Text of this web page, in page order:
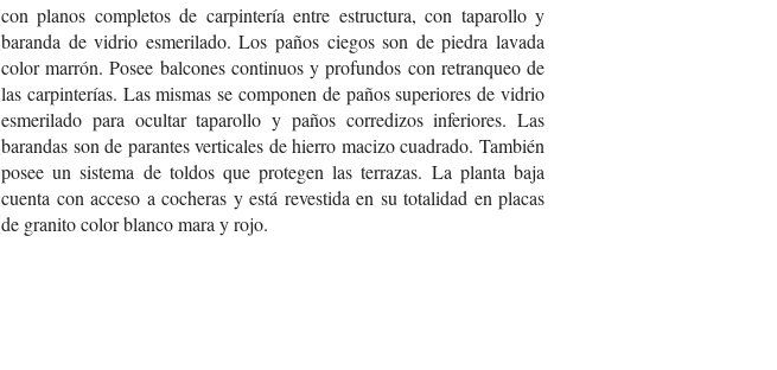
con planos completos de carpintería entre estructura, con taparollo y
baranda de vidrio esmerilado. Los paños ciegos son de piedra lavada
color marrón. Posee balcones continuos y profundos con retranqueo de
las carpinterías. Las mismas se componen de paños superiores de vidrio
esmerilado para ocultar taparollo y paños corredizos inferiores. Las
barandas son de parantes verticales de hierro macizo cuadrado. También
posee un sistema de toldos que protegen las terrazas. La planta baja
cuenta con acceso a cocheras y está revestida en su totalidad en placas
de granito color blanco mara y rojo.